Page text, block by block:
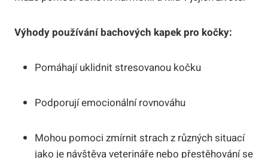
Výhody používání bachových kapek pro kočky:
Pomáhají uklidnit stresovanou kočku
Podporují emocionální rovnováhu
Mohou pomoci zmírnit strach z různých situací
jako je návštěva veterináře nebo přestěhování se